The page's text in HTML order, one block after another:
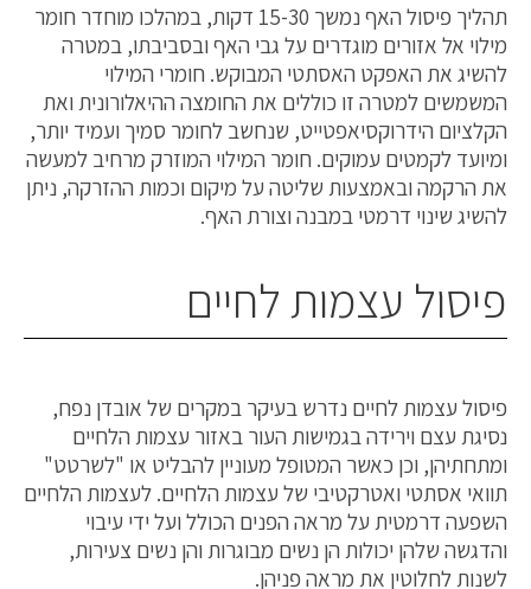
תהליך פיסול האף נמשך 15-30 דקות, במהלכו מוחדר חומר
מילוי אל אזורים מוגדרים על גבי האף ובסביבתו, במטרה
להשיג את האפקט האסתטי המבוקש. חומרי המילוי
המשמשים למטרה זו כוללים את החומצה ההיאלורונית ואת
הקלציום הידרוקסיאפטייט, שנחשב לחומר סמיך ועמיד יותר,
ומיועד לקמטים עמוקים. חומר המילוי המוזרק מרחיב למעשה
את הרקמה ובאמצעות שליטה על מיקום וכמות ההזרקה, ניתן
להשיג שינוי דרמטי במבנה וצורת האף.
פיסול עצמות לחיים
פיסול עצמות לחיים נדרש בעיקר במקרים של אובדן נפח,
נסיגת עצם וירידה בגמישות העור באזור עצמות הלחיים
ומתחתיהן, וכן כאשר המטופל מעוניין להבליט או "לשרטט"
תוואי אסתטי ואטרקטיבי של עצמות הלחיים. לעצמות הלחיים
השפעה דרמטית על מראה הפנים הכולל ועל ידי עיבוי
והדגשה שלהן יכולות הן נשים מבוגרות והן נשים צעירות,
לשנות לחלוטין את מראה פניהן.